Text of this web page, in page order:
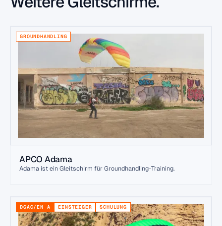
GROUNDHANDLING
APCO Adama
Adama ist ein Gleitschirm für Groundhandling-Training.
DGAC/EN A EINSTEIGER SCHULUNG